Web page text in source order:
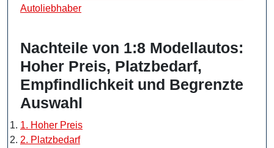
Autoliebhaber
Nachteile von 1:8 Modellautos:
Hoher Preis, Platzbedarf,
Empfindlichkeit und Begrenzte
Auswahl
1. Hoher Preis
2. Platzbedarf